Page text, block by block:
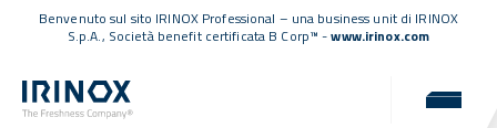
Benvenuto sul sito IRINOX Professional – una business unit di IRINOX
S.p.A., Società benefit certificata B Corp™ -www.irinox.com